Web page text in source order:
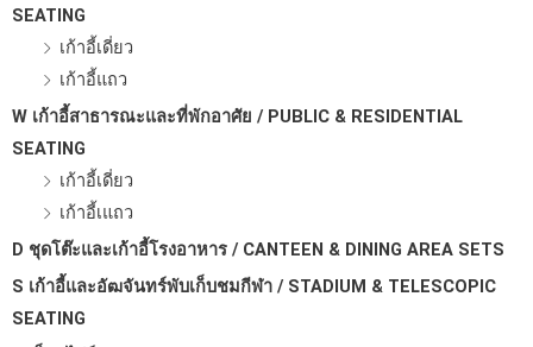
SEATING
เก้าอี้เดี่ยว
เก้าอี้แถว
W เก้าอี้สาธารณะและที่พักอาศัย / PUBLIC & RESIDENTIAL
SEATING
เก้าอี้เดี่ยว
เก้าอี้เแถว
D ชุดโต๊ะและเก้าอี้โรงอาหาร / CANTEEN & DINING AREA SETS
S เก้าอี้และอัฒจันทร์พับเก็บชมกีฬา / STADIUM & TELESCOPIC
SEATING